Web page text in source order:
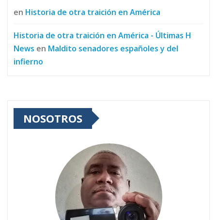
en Historia de otra traición en América
Historia de otra traición en América - Últimas H
News en Maldito senadores españoles y del
infierno
NOSOTROS